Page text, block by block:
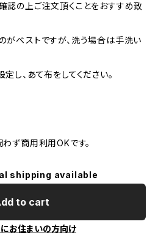
認の上ご注文頂くことをおすすめ致
がベストですが、洗う場合は手洗い
し、あて布をしてください。
ず商用利用OKです。
shipping available
to cart
お住まいの方向け